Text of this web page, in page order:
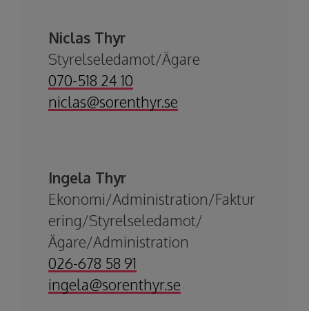
Niclas Thyr
Styrelseledamot/Ägare​​​​​​​
070-518 24 10
niclas@sorenthyr.se
Ingela Thyr
Ekonomi/Administration/Faktur
ering/Styrelseledamot/
Ägare/Administration​​​​​​​
026-678 58 91
​​​​​​​ingela@sorenthyr.se